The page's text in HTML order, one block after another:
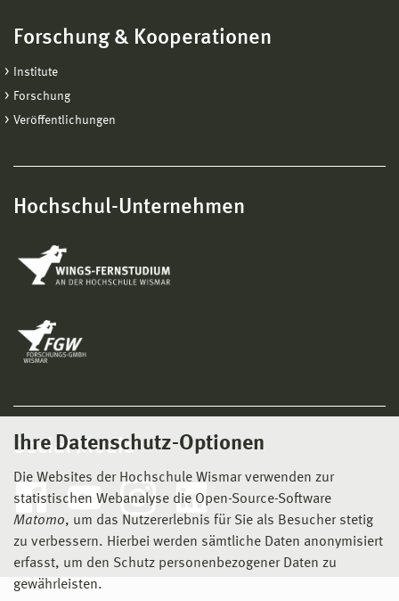
Ihre Datenschutz-Optionen
Die Websites der Hochschule Wismar verwenden zur
statistischen Webanalyse die Open-Source-Software
Matomo, um das Nutzererlebnis für Sie als Besucher stetig
zu verbessern. Hierbei werden sämtliche Daten anonymisiert
erfasst, um den Schutz personenbezogener Daten zu
gewährleisten.
Forschung & Kooperationen
Institute
Forschung
Veröffentlichungen
Hochschul-Unternehmen
Social Media